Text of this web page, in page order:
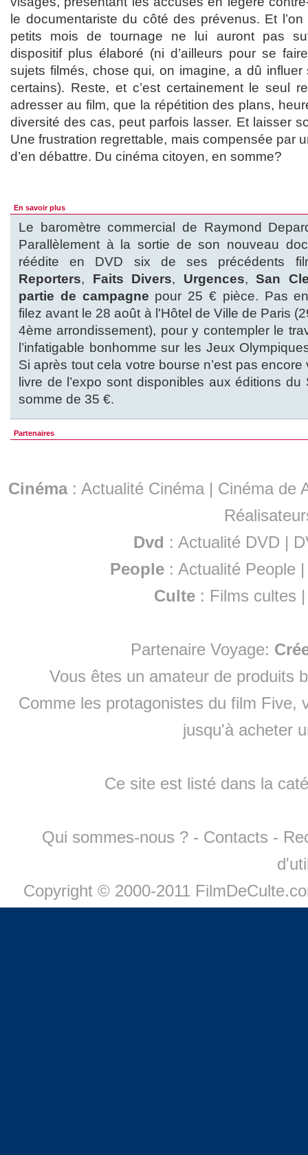
le documentariste du côté des prévenus. Et
petits mois de tournage ne lui auront pas
dispositif plus élaboré (ni d’ailleurs pour se
sujets filmés, chose qui, on imagine, a dû
certains). Reste, et c’est certainement le seul
adresser au film, que la répétition des plans,
diversité des cas, peut parfois lasser. Et laisser
Une frustration regrettable, mais compensée par
d’en débattre. Du cinéma citoyen, en somme?
En savoir plus
Le baromètre commercial de Raymond
Parallèlement à la sortie de son nouveau
réédite en DVD six de ses précédents
Reporters, Faits Divers, Urgences,San
partie de campagne pour 25 € pièce. Pas
filez avant le 28 août à l'Hôtel de Ville de Paris
4ème arrondissement), pour y contempler le
l’infatigable bonhomme sur les Jeux
Si après tout cela votre bourse n’est pas
livre de l’expo sont disponibles aux éditions
somme de 35 €.
Partenaires
Cinéma: Actualité Cinéma | Cinéma de
Dvd : Actualité DVD |
People :Actualité People
Culte : Films cultes
Partenaire Voyage:
Vous êtes un amateur de produits
Comme les protagonistes du film Five,
jusqu'à acheter
Ce site est listé dans la
Qui sommes-nous ? - Contacts -
Copyright © 2000-2011